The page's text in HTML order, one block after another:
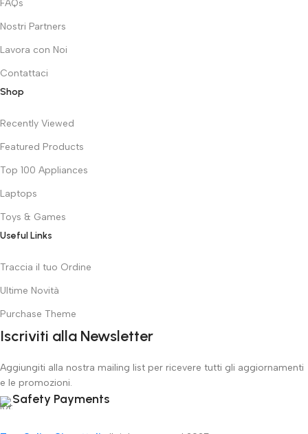
FAQs
Nostri Partners
Lavora con Noi
Contattaci
Shop
Recently Viewed
Featured Products
Top 100 Appliances
Laptops
Toys & Games
Useful Links
Traccia il tuo Ordine
Ultime Novità
Purchase Theme
Iscriviti alla Newsletter
Aggiungiti alla nostra mailing list per ricevere tutti gli aggiornamenti
e le promozioni.
Safety Payments